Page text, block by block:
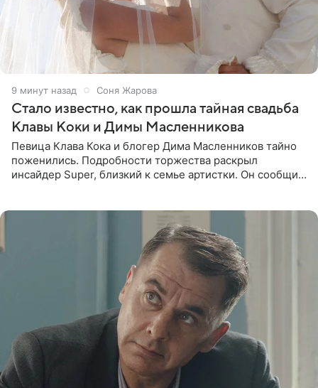
9 минут назад Соня Жарова
Стало известно, как прошла тайная свадьба
Клавы Коки и Димы Масленникова
Певица Клава Кока и блогер Дима Масленников тайно
поженились. Подробности торжества раскрыл
инсайдер Super, близкий к семье артистки. Он сообщил,